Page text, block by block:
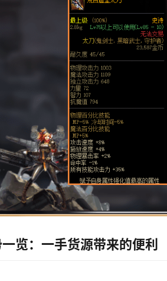
览：一手货源带来的便利